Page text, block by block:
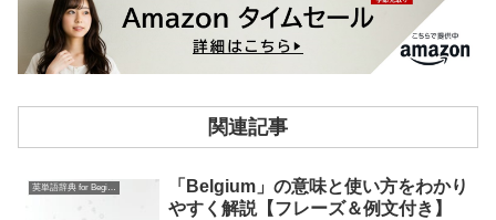
関連記事
英単語辞典 for Beginners
「Belgium」の意味と使い方をわかり
やすく解説【フレーズ＆例文付き】